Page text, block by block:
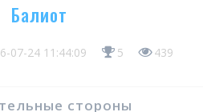
Балиот
07-24 11:44:09 5 439
стороны